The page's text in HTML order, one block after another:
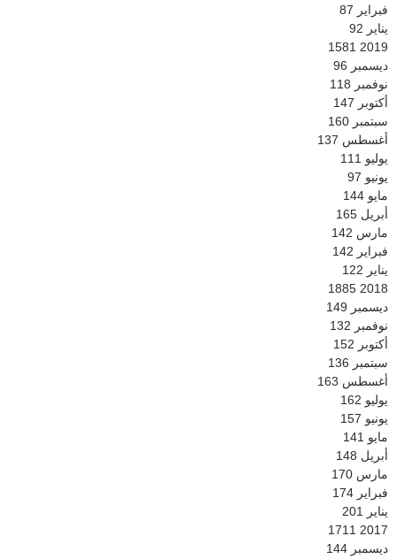
فبراير 87
يناير 92
2019
1581
ديسمبر 96
نوفمبر 118
أكتوبر 147
سبتمبر 160
أغسطس 137
يوليو 111
يونيو 97
مايو 144
أبريل 165
مارس 142
فبراير 142
يناير 122
2018
1885
ديسمبر 149
نوفمبر 132
أكتوبر 152
سبتمبر 136
أغسطس 163
يوليو 162
يونيو 157
مايو 141
أبريل 148
مارس 170
فبراير 174
يناير 201
2017
1711
ديسمبر 144